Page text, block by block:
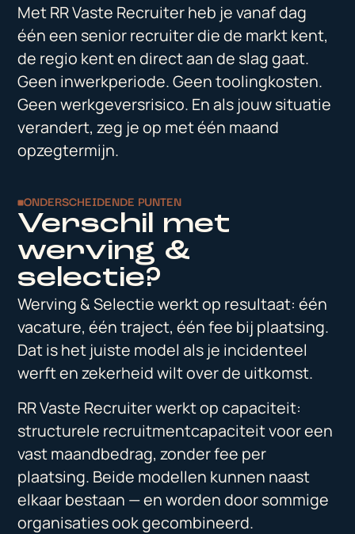
Met RR Vaste Recruiter heb je vanaf dag
één een senior recruiter die de markt kent,
de regio kent en direct aan de slag gaat.
Geen inwerkperiode. Geen toolingkosten.
Geen werkgeversrisico. En als jouw situatie
verandert, zeg je op met één maand
opzegtermijn.
ONDERSCHEIDENDE PUNTEN
Verschil met
werving &
selectie?
Werving & Selectie werkt op resultaat: één
vacature, één traject, één fee bij plaatsing.
Dat is het juiste model als je incidenteel
werft en zekerheid wilt over de uitkomst.
RR Vaste Recruiter werkt op capaciteit:
structurele recruitmentcapaciteit voor een
vast maandbedrag, zonder fee per
plaatsing. Beide modellen kunnen naast
elkaar bestaan — en worden door sommige
organisaties ook gecombineerd.